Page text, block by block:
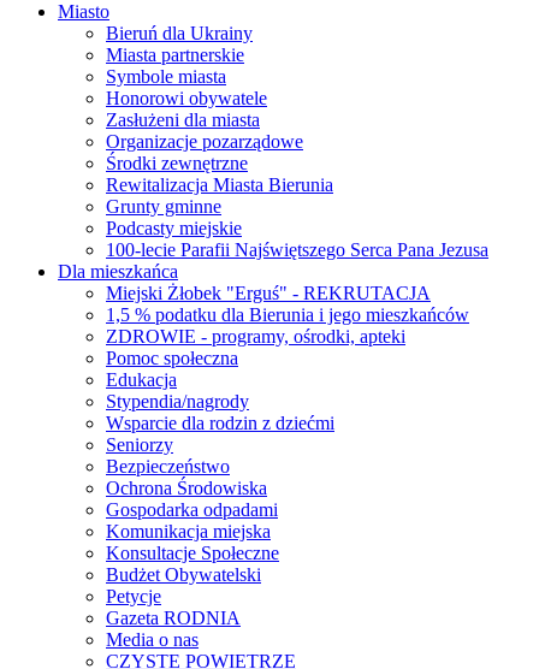
Miasto
Bieruń dla Ukrainy
Miasta partnerskie
Symbole miasta
Honorowi obywatele
Zasłużeni dla miasta
Organizacje pozarządowe
Środki zewnętrzne
Rewitalizacja Miasta Bierunia
Grunty gminne
Podcasty miejskie
100-lecie Parafii Najświętszego Serca Pana Jezusa
Dla mieszkańca
Miejski Żłobek "Erguś" - REKRUTACJA
1,5 % podatku dla Bierunia i jego mieszkańców
ZDROWIE - programy, ośrodki, apteki
Pomoc społeczna
Edukacja
Stypendia/nagrody
Wsparcie dla rodzin z dziećmi
Seniorzy
Bezpieczeństwo
Ochrona Środowiska
Gospodarka odpadami
Komunikacja miejska
Konsultacje Społeczne
Budżet Obywatelski
Petycje
Gazeta RODNIA
Media o nas
CZYSTE POWIETRZE